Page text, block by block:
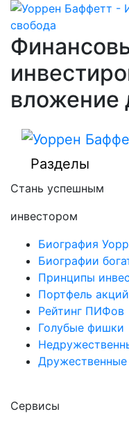
вложение
Разделы
Стань успешным
инвестором
Биография
Биографии
Принципы
Портфель
Рейтинг ПИФов
Голубые фишки
Сервисы